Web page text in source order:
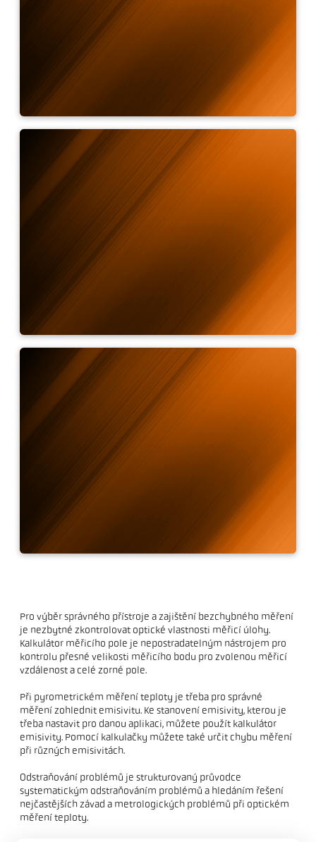
Kalkulačka měřicího pole
Kalkulačka emisivity
Pro výběr správného přístroje a zajištění bezchybného měření
je nezbytné zkontrolovat optické vlastnosti měřicí úlohy.
Kalkulátor měřicího pole je nepostradatelným nástrojem pro
kontrolu přesné velikosti měřicího bodu pro zvolenou měřicí
vzdálenost a celé zorné pole.
Při pyrometrickém měření teploty je třeba pro správné
měření zohlednit emisivitu. Ke stanovení emisivity, kterou je
třeba nastavit pro danou aplikaci, můžete použít kalkulátor
emisivity. Pomocí kalkulačky můžete také určit chybu měření
při různých emisivitách.
Odstraňování problémů je strukturovaný průvodce
systematickým odstraňováním problémů a hledáním řešení
nejčastějších závad a metrologických problémů při optickém
měření teploty.